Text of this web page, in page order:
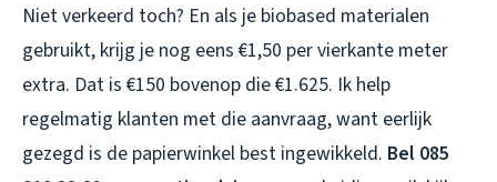
Niet verkeerd toch? En als je biobased materialen
gebruikt, krijg je nog eens €1,50 per vierkante meter
extra. Dat is €150 bovenop die €1.625. Ik help
regelmatig klanten met die aanvraag, want eerlijk
gezegd is de papierwinkel best ingewikkeld. Bel 085